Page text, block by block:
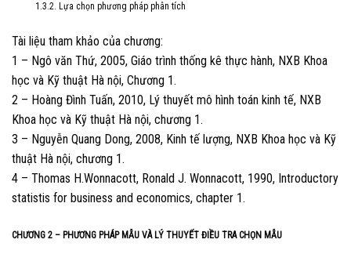
1.3.2. Lựa chọn phương pháp phân tích
Tài liệu tham khảo của chương:
1 – Ngô văn Thứ, 2005, Giáo trình thống kê thực hành, NXB Khoa
học và Kỹ thuật Hà nội, Chương 1.
2 – Hoàng Đình Tuấn, 2010, Lý thuyết mô hình toán kinh tế, NXB
Khoa học và Kỹ thuật Hà nội, chương 1.
3 – Nguyễn Quang Dong, 2008, Kinh tế lượng, NXB Khoa học và Kỹ
thuật Hà nội, chương 1.
4 – Thomas H.Wonnacott, Ronald J. Wonnacott, 1990, Introductory
statistis for business and economics, chapter 1.
CHƯƠNG 2 – PHƯƠNG PHÁP MẪU VÀ LÝ THUYẾT ĐIỀU TRA CHỌN MẪU